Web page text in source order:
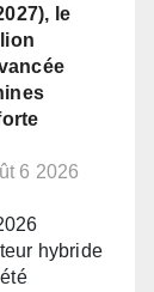
le
6 2026
hybride